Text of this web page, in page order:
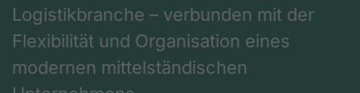
Logistikbranche – verbunden mit der
Flexibilität und Organisation eines
modernen mittelständischen